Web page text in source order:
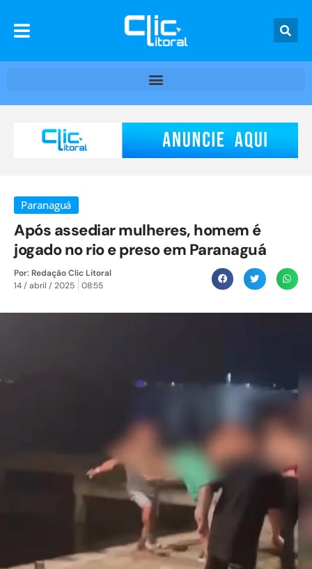
Paranaguá
Após assediar mulheres, homem é
jogado no rio e preso em Paranaguá
Por:Redação Clic Litoral
14 / abril / 2025
08:55